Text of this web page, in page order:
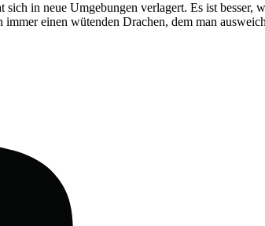
in neue Umgebungen verlagert. Es ist besser,
einen wütenden Drachen, dem man